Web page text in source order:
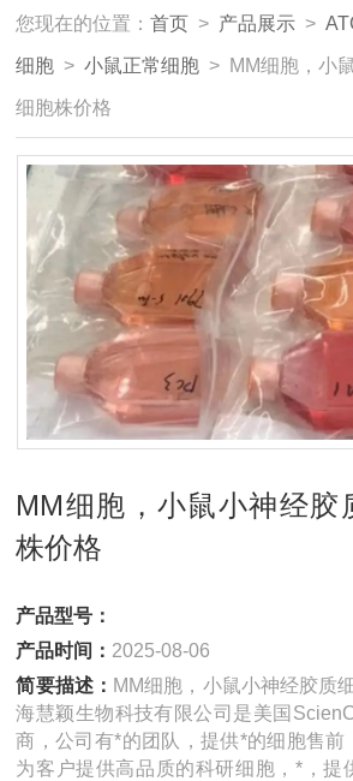
您现在的位置：首页 > 产品展示 >
细胞 >小鼠正常细胞 > MM细胞，小
细胞株价格
MM细胞，小鼠小神经胶
株价格
产品型号：
产品时间： 2025-08-06
简要描述： MM细胞，小鼠小神经胶质
海慧颖生物科技有限公司是美国
商，公司有*的团队，提供*的细胞售前
为客户提供高品质的科研细胞，*，提